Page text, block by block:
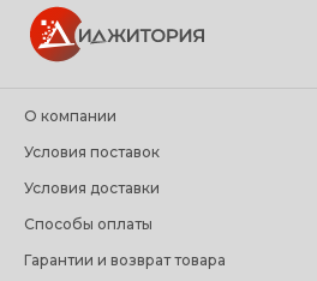
О компании
Условия поставок
Условия доставки
Способы оплаты
Гарантии и возврат товара